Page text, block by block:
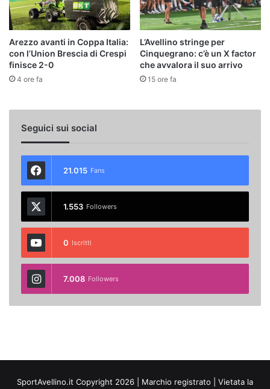
Arezzo avanti in Coppa Italia:
con l’Union Brescia di Crespi
finisce 2-0
4 ore fa
L’Avellino stringe per
Cinquegrano: c’è un X factor
che avvalora il suo arrivo
15 ore fa
Seguici sui social
21.015 Fans
1.553 Followers
0 Iscritti
7.008 Followers
SportAvellino.it Copyright 2026 | Marchio registrato | Vietata la